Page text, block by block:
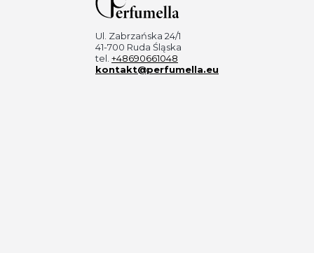
Ul. Zabrzańska 24/1
41-700 Ruda Śląska
tel. +48690661048
kontakt@perfumella.eu